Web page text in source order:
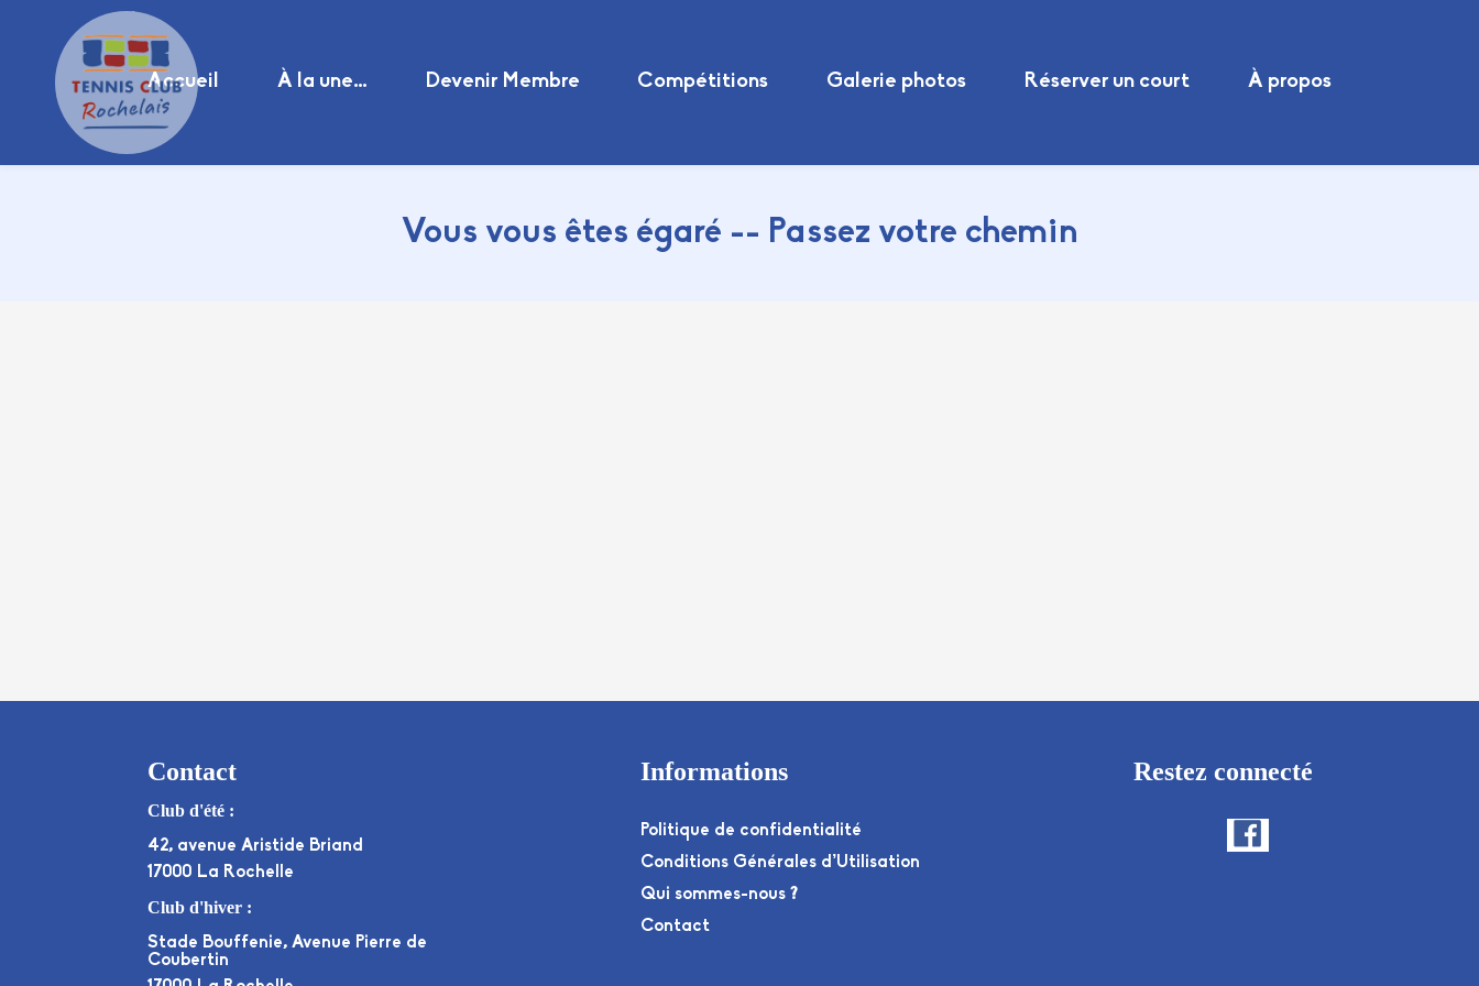
Accueil À la une… Devenir Membre Compétitions Galerie photos Réserver un court À propos
Vous vous êtes égaré -- Passez votre chemin
Contact
Club d'été :
42, avenue Aristide Briand
17000 La Rochelle
Club d'hiver :
Stade Bouffenie, Avenue Pierre de
Coubertin
Informations
Politique de confidentialité
Conditions Générales d’Utilisation
Qui sommes-nous ?
Contact
Restez connecté